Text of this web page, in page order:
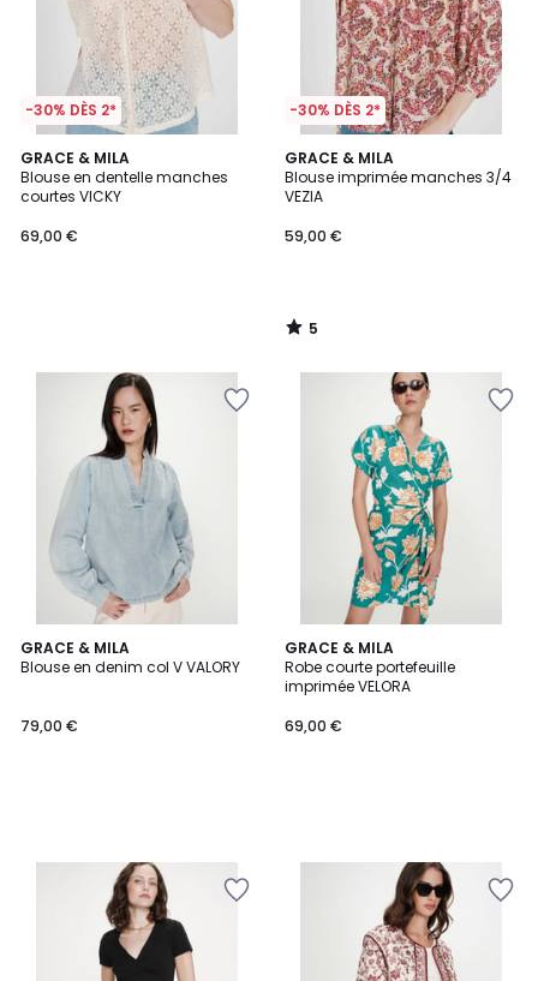
-30% DÈS 2*
GRACE & MILA
Blouse en dentelle manches
courtes VICKY
69,00 €
-30% DÈS 2*
GRACE & MILA
Blouse imprimée manches 3/4
VEZIA
59,00 €
5
/
5
5
/
GRACE & MILA
Blouse en denim col V VALORY
79,00 €
GRACE & MILA
Robe courte portefeuille
imprimée VELORA
69,00 €